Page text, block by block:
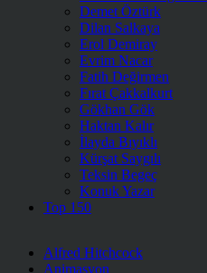
Demet Öztürk
Dilan Salkaya
Erol Demiray
Evrim Nacar
Fatih Değirmen
Fırat Çakkalkurt
Gökhan Gök
Haktan Kalır
İlayda Bıyıklı
Kürşat Saygılı
Teksin Begeç
Konuk Yazar
Top 150
Alfred Hitchcock
Animasyon